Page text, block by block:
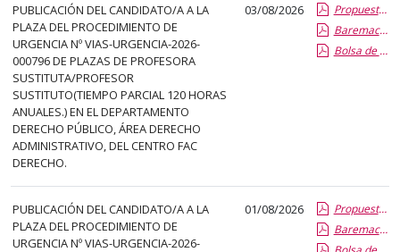
en
la
segunda
columna
la
fecha
de
publicación,
en
la
última
PUBLICACIÓN DEL CANDIDATO/A A LA
PLAZA DEL PROCEDIMIENTO DE
URGENCIA Nº VIAS-URGENCIA-2026-
000796 DE PLAZAS DE PROFESORA
SUSTITUTA/PROFESOR
SUSTITUTO(TIEMPO PARCIAL 120 HORAS
ANUALES.) EN EL DEPARTAMENTO
DERECHO PÚBLICO, ÁREA DERECHO
ADMINISTRATIVO, DEL CENTRO FAC
DERECHO.
03/08/2026
Propuesta Formal de Contratacion por Vias de Urgencia
Baremacion de Candidatos
Bolsa de Empleo
PUBLICACIÓN DEL CANDIDATO/A A LA
PLAZA DEL PROCEDIMIENTO DE
URGENCIA Nº VIAS-URGENCIA-2026-
01/08/2026
Propuesta Formal de Contratacion por Vias de Urgencia
Baremacion de Candidatos